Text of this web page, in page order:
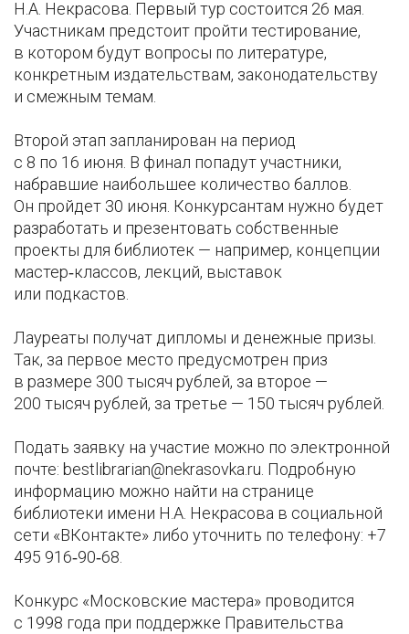
Н.А. Некрасова. Первый тур состоится 26 мая.
Участникам предстоит пройти тестирование,
в котором будут вопросы по литературе,
конкретным издательствам, законодательству
и смежным темам.
Второй этап запланирован на период
с 8 по 16 июня. В финал попадут участники,
набравшие наибольшее количество баллов.
Он пройдет 30 июня. Конкурсантам нужно будет
разработать и презентовать собственные
проекты для библиотек — например, концепции
мастер‑классов, лекций, выставок
или подкастов.
Лауреаты получат дипломы и денежные призы.
Так, за первое место предусмотрен приз
в размере 300 тысяч рублей, за второе —
200 тысяч рублей, за третье — 150 тысяч рублей.
Подать заявку на участие можно по электронной
почте: bestlibrarian@nekrasovka.ru. Подробную
информацию можно найти на странице
библиотеки имени Н.А. Некрасова в социальной
сети «ВКонтакте» либо уточнить по телефону: +7
495 916‑90‑68.
Конкурс «Московские мастера» проводится
с 1998 года при поддержке Правительства